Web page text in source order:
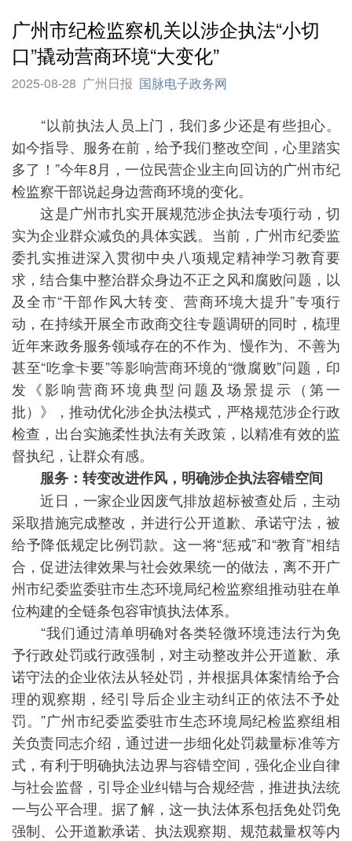
广州市纪检监察机关以涉企执法“小切
口”撬动营商环境“大变化”
2025-08-28 广州日报 国脉电子政务网
“以前执法人员上门，我们多少还是有些担心。
如今指导、服务在前，给予我们整改空间，心里踏实
多了！”今年8月，一位民营企业主向回访的广州市纪
检监察干部说起身边营商环境的变化。
这是广州市扎实开展规范涉企执法专项行动，切
实为企业群众减负的具体实践。当前，广州市纪委监
委扎实推进深入贯彻中央八项规定精神学习教育要
求，结合集中整治群众身边不正之风和腐败问题，以
及全市“干部作风大转变、营商环境大提升”专项行
动，在持续开展全市政商交往专题调研的同时，梳理
近年来政务服务领域存在的不作为、慢作为、不善为
甚至“吃拿卡要”等影响营商环境的“微腐败”问题，印
发《影响营商环境典型问题及场景提示（第一
批）》，推动优化涉企执法模式，严格规范涉企行政
检查，出台实施柔性执法有关政策，以精准有效的监
督执纪，让群众有感。
服务：转变改进作风，明确涉企执法容错空间
近日，一家企业因废气排放超标被查处后，主动
采取措施完成整改，并进行公开道歉、承诺守法，被
给予降低规定比例罚款。这一将“惩戒”和“教育”相结
合，促进法律效果与社会效果统一的做法，离不开广
州市纪委监委驻市生态环境局纪检监察组推动驻在单
位构建的全链条包容审慎执法体系。
“我们通过清单明确对各类轻微环境违法行为免
予行政处罚或行政强制，对主动整改并公开道歉、承
诺守法的企业依法从轻处罚，并根据具体案情给予合
理的观察期，经引导后企业主动纠正的依法不予处
罚。”广州市纪委监委驻市生态环境局纪检监察组相
关负责同志介绍，通过进一步细化处罚裁量标准等方
式，有利于明确执法边界与容错空间，强化企业自律
与社会监督，引导企业纠错与合规经营，推进执法统
一与公平合理。据了解，这一执法体系包括免处罚免
强制、公开道歉承诺、执法观察期、规范裁量权等内